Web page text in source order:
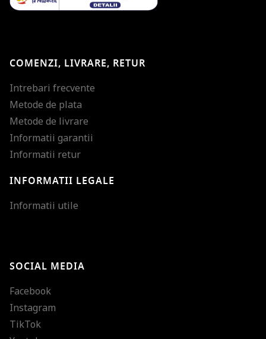
COMENZI, LIVRARE, RETUR
Intrebari frecvente
Metode de plata
Metode de livrare
Informatii garantii
Informatii retur
INFORMATII LEGALE
Informatii utile
SOCIAL MEDIA
Facebook
Instagram
TikTok